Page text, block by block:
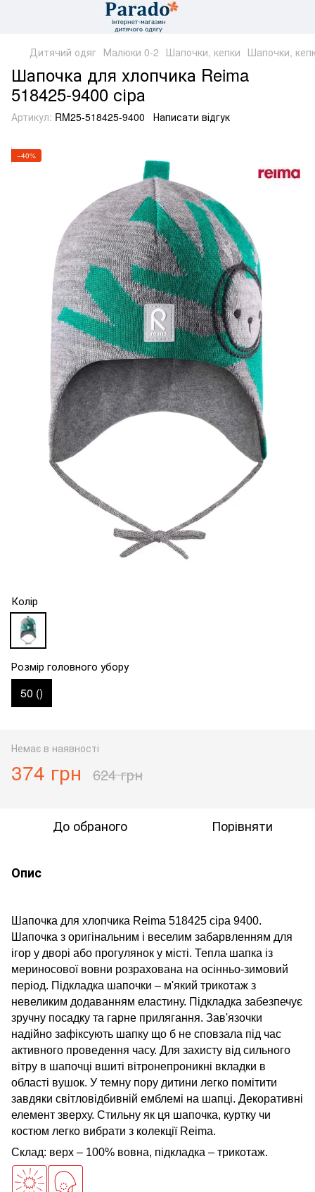
Дитячий одяг Малюки 0-2 Шапочки, кепки Шапочки,
Шапочка для хлопчика Reima
518425-9400 сіра
Артикул: RM25-518425-9400 Написати відгук
−40%
Колір
Розмір головного убору
50 ()
Немає в наявності
374 грн 624 грн
До обраного Порівняти
Опис
Шапочка для хлопчика Reima 518425 сіра 9400.
Шапочка з оригінальним і веселим забарвленням для
ігор у дворі або прогулянок у місті. Тепла шапка із
мериносової вовни розрахована на осінньо-зимовий
період. Підкладка шапочки – м'який трикотаж з
невеликим додаванням еластину. Підкладка забезпечує
зручну посадку та гарне прилягання. Зав'язочки
надійно зафіксують шапку що б не сповзала під час
активного проведення часу. Для захисту від сильного
вітру в шапочці вшиті вітронепроникні вкладки в
області вушок. У темну пору дитини легко помітити
завдяки світловідбивній емблемі на шапці. Декоративні
елемент зверху. Стильну як ця шапочка, куртку чи
костюм легко вибрати з колекції Reima.
Склад: верх – 100% вовна, підкладка – трикотаж.